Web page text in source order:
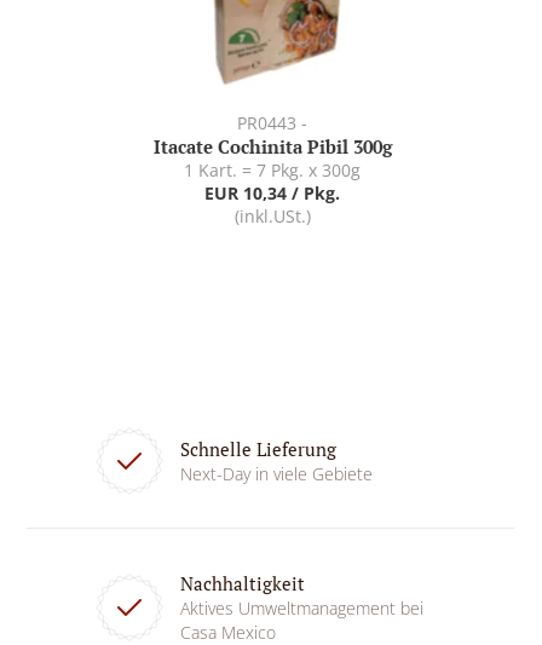
PR0443 -
Itacate Cochinita Pibil 300g
1 Kart. = 7 Pkg. x 300g
EUR 10,34 / Pkg.
(inkl.USt.)
Schnelle Lieferung
Next-Day in viele Gebiete
Nachhaltigkeit
Aktives Umweltmanagement bei
Casa Mexico